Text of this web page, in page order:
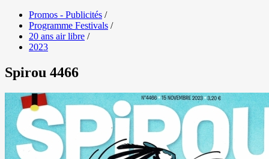
Promos - Publicités /
Programme Festivals /
20 ans air libre /
2023
Spirou 4466